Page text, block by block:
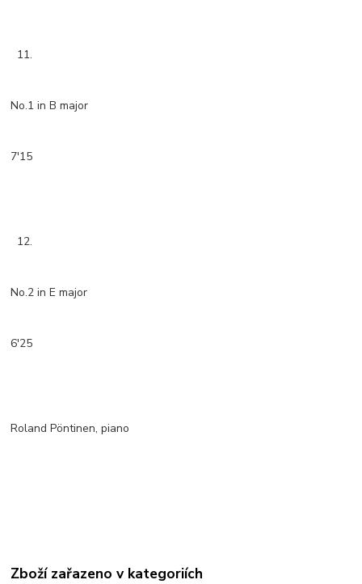
11.
No.1 in B major
7'15
12.
No.2 in E major
6'25
Roland Pöntinen, piano
Zboží zařazeno v kategoriích